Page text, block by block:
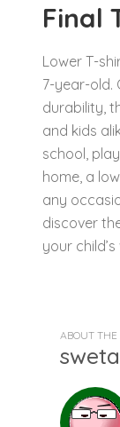
Final
Lower T-
7-year-old.
durability,
and kids
school,
home, a
any
discover
your
ABOUT
sweta